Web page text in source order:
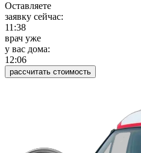
Оставляете
заявку сейчас:
11:38
врач уже
у вас дома:
12:06
рассчитать стоимость